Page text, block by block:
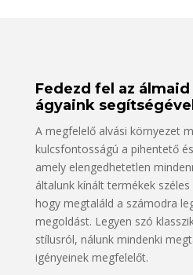
Fedezd fel az
ágyaink
A megfelelő alvási környezet
kulcsfontosságú a pihentető
amely elengedhetetlen
általunk kínált termékek
hogy megtaláld a számodra
megoldást. Legyen szó
stílusról, nálunk mindenki
igényeinek megfelelőt.